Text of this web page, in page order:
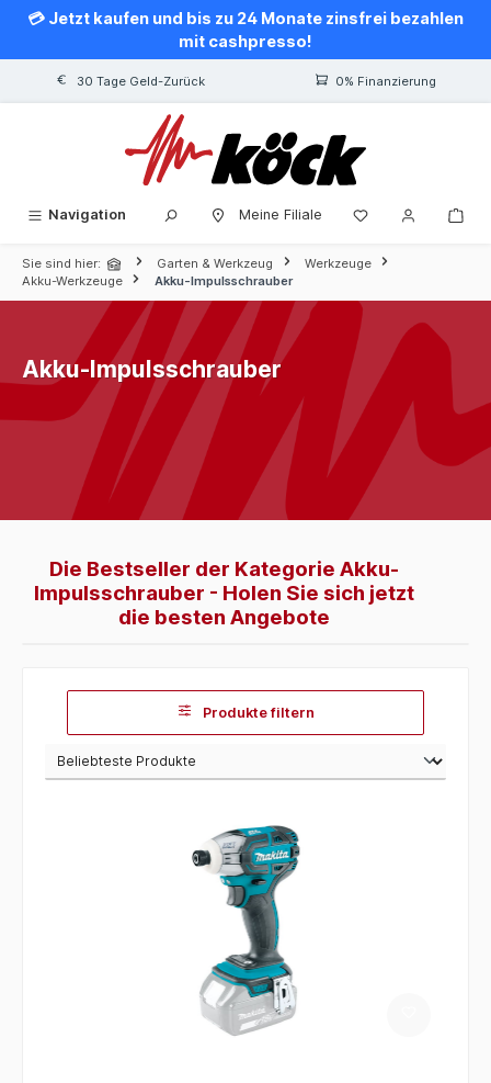
springen
💳 Jetzt kaufen und bis zu 24 Monate zinsfrei bezahlen
mit cashpresso!
30 Tage Geld-Zurück 0% Finanzierung
Navigation Meine Filiale
Sie sind hier: Garten & Werkzeug
Werkzeuge
Akku-Werkzeuge
Akku-Impulsschrauber
Akku-Impulsschrauber
Die Bestseller der Kategorie Akku-
Impulsschrauber - Holen Sie sich jetzt
die besten Angebote
Produkte filtern